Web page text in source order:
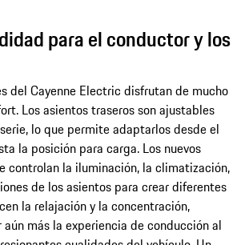
para el conductor y los
del Cayenne Electric disfrutan de mucho
Los asientos traseros son ajustables
lo que permite adaptarlos desde el
la posición para carga. Los nuevos
controlan la iluminación, la climatización,
de los asientos para crear diferentes
la relajación y la concentración,
más la experiencia de conducción al